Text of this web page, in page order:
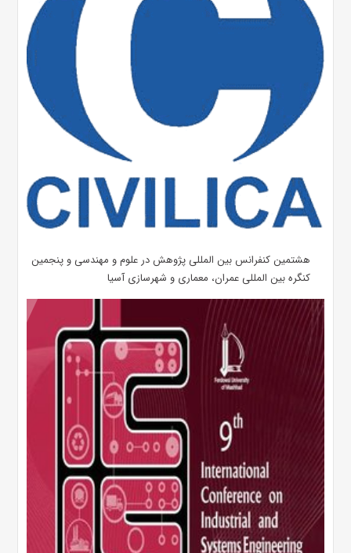
هشتمین کنفرانس بین المللی پژوهش در علوم و مهندسی و پنجمین
کنگره بین المللی عمران، معماری و شهرسازی آسیا